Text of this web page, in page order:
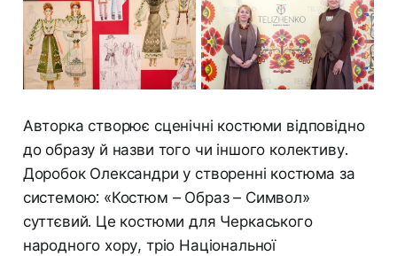
Авторка створює сценічні костюми відповідно
до образу й назви того чи іншого колективу.
Доробок Олександри у створенні костюма за
системою: «Костюм – Образ – Символ»
суттєвий. Це костюми для Черкаського
народного хору, тріо Національної